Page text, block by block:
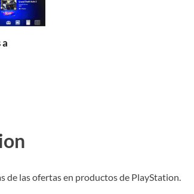
de las ofertas en productos de PlayStation.